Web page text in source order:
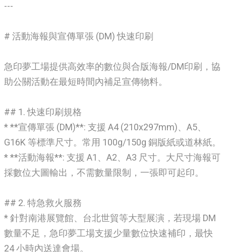
---
# 活動海報與宣傳單張 (DM) 快速印刷
急印夢工場提供高效率的數位與合版海報/DM印刷，協
助公關活動在最短時間內補足宣傳物料。
## 1. 快速印刷規格
* **宣傳單張 (DM)**: 支援 A4 (210x297mm)、A5、
G16K 等標準尺寸。常用 100g/150g 銅版紙或道林紙。
* **活動海報**: 支援 A1、A2、A3 尺寸。大尺寸海報可
採數位大圖輸出，不需數量限制，一張即可起印。
## 2. 特急救火服務
* 針對南港展覽館、台北世貿等大型展演，若現場 DM
數量不足，急印夢工場支援少量數位快速補印，最快
24 小時內送達會場。